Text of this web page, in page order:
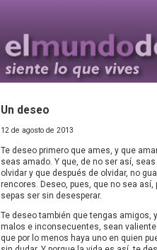
Un deseo
12 de agosto de 2013
Te deseo primero que ames, y que
seas amado. Y que, de no ser así, seas
olvidar y que después de olvidar, no
rencores. Deseo, pues, que no sea así,
sepas ser sin desesperar.
Te deseo también que tengas amigos,
malos e inconsecuentes, sean
que por lo menos haya uno en quien